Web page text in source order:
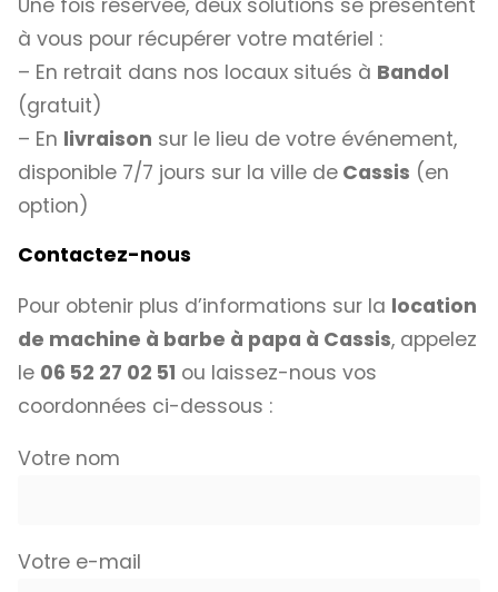
à vous pour récupérer votre matériel :
– En retrait dans nos locaux situés à Bandol
(gratuit)
– En livraison sur le lieu de votre événement,
disponible 7/7 jours sur la ville de Cassis (en
option)
Contactez-nous
Pour obtenir plus d’informations sur la location
de machine à barbe à papa à Cassis, appelez
le 06 52 27 02 51 ou laissez-nous vos
coordonnées ci-dessous :
Votre nom
Votre e-mail